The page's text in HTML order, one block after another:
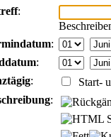
:
:
:
:
Start-
: